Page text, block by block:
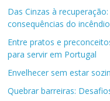
Das Cinzas à
consequências do
Entre pratos e
para servir em Portugal
Envelhecer sem estar
Quebrar barreiras: